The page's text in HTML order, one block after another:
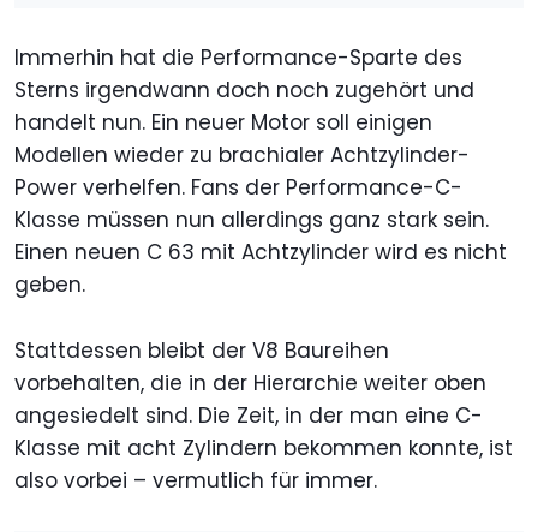
Immerhin hat die Performance-Sparte des
Sterns irgendwann doch noch zugehört und
handelt nun. Ein neuer Motor soll einigen
Modellen wieder zu brachialer Achtzylinder-
Power verhelfen. Fans der Performance-C-
Klasse müssen nun allerdings ganz stark sein.
Einen neuen C 63 mit Achtzylinder wird es nicht
geben.
Stattdessen bleibt der V8 Baureihen
vorbehalten, die in der Hierarchie weiter oben
angesiedelt sind. Die Zeit, in der man eine C-
Klasse mit acht Zylindern bekommen konnte, ist
also vorbei – vermutlich für immer.